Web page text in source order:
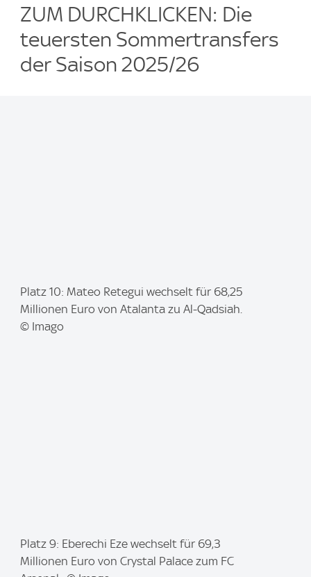
ZUM DURCHKLICKEN: Die
teuersten Sommertransfers
der Saison 2025/26
m
Platz 10: Mateo Retegui wechselt für 68,25
Millionen Euro von Atalanta zu Al-Qadsiah.
© Imago
m
Platz 9: Eberechi Eze wechselt für 69,3
Millionen Euro von Crystal Palace zum FC